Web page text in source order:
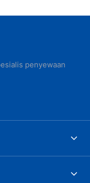
penyewaan